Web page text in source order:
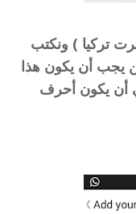
تركيا ) ونكتب
يجب أن يكون هذا
أن يكون أحرف